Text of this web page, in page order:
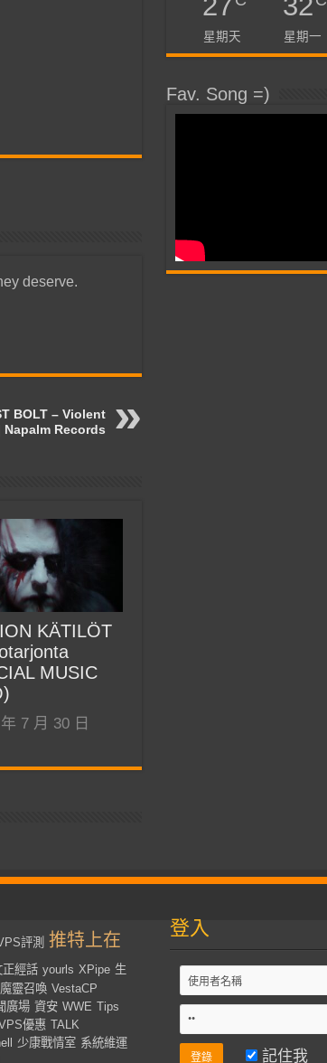
deserve.
BOLT – Violent
Records
KÄTILÖT
MUSIC
7 月 30 日
星期天 星期一
Fav. Song =)
評測 推特上在
正經話 yourls XPipe 生
魔靈召喚 VestaCP
廣場 資安 WWE Tips
優惠 TALK
少康戰情室 系統維運
登入
記住我